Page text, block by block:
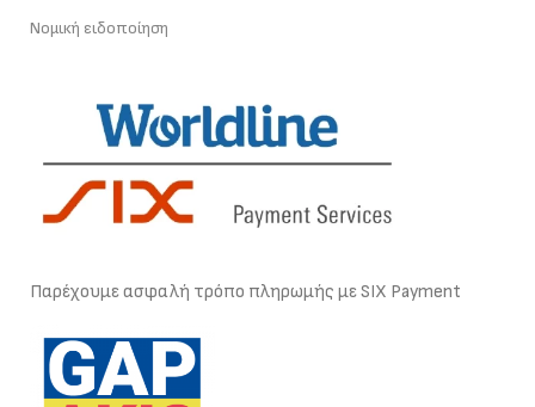
Νομική ειδοποίηση
Παρέχουμε ασφαλή τρόπο πληρωμής με SIX Payment